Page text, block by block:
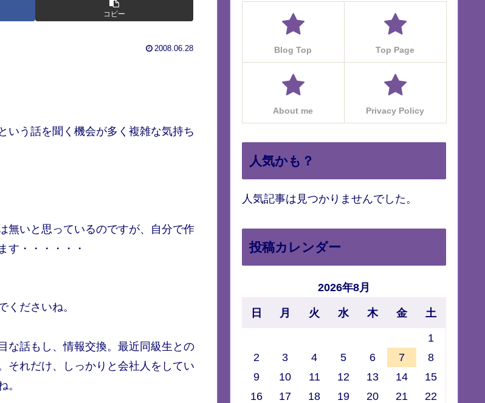
コピー
2008.06.28
いう話を聞く機会が多く複雑な気持ち
無いと思っているのですが、自分で作
す・・・・・・
くださいね。
な話もし、情報交換。最近同級生との
それだけ、しっかりと会社人をしてい
。
Blog Top Top Page
About me Privacy Policy
人気かも？
人気記事は見つかりませんでした。
投稿カレンダー
2026年8月
日 月 火 水 木 金 土
1
2
3 4 5 6 7
8
9
10 11 12 13 14
15
16
17 18 19 20 21
22